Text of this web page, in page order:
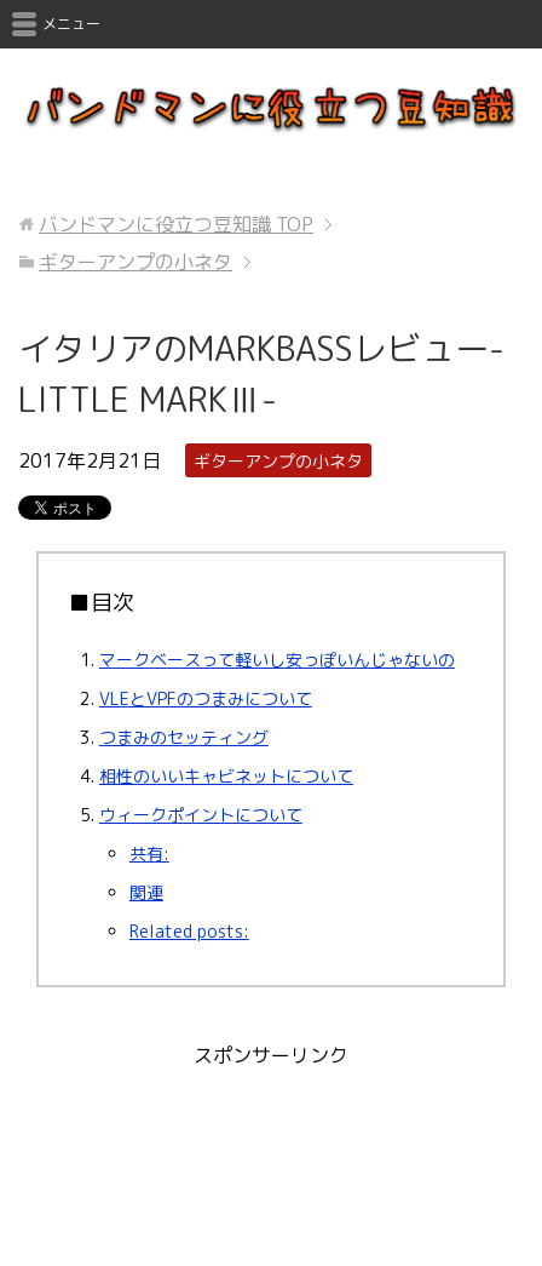
メニュー
バンドマンに役立つ豆知識 TOP
ギターアンプの小ネタ
イタリアのMARKBASSレビュー-
LITTLE MARKⅢ-
2017年2月21日 ギターアンプの小ネタ
■目次
マークベースって軽いし安っぽいんじゃないの
VLEとVPFのつまみについて
つまみのセッティング
相性のいいキャビネットについて
ウィークポイントについて
共有:
関連
Related posts:
スポンサーリンク